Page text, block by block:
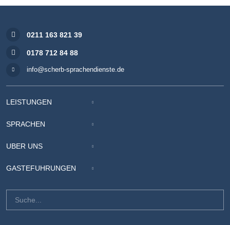
0211 163 821 39
0178 712 84 88
info@scherb-sprachendienste.de
LEISTUNGEN
SPRACHEN
ÜBER UNS
GÄSTEFÜHRUNGEN